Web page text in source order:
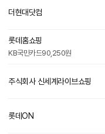
더현대닷컴
롯데홈쇼핑
KB국민카드90,250원
주식회사 신세계라이브쇼핑
롯데ON